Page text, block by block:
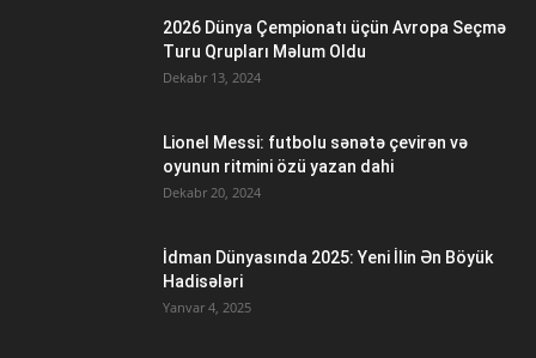
2026 Dünya Çempionatı üçün Avropa Seçmə
Turu Qrupları Məlum Oldu
Dekabr 13, 2024
Lionel Messi: futbolu sənətə çevirən və
oyunun ritmini özü yazan dahi
Dekabr 20, 2024
İdman Dünyasında 2025: Yeni İlin Ən Böyük
Hadisələri
Yanvar 4, 2025